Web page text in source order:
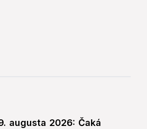
augusta 2026: Čaká